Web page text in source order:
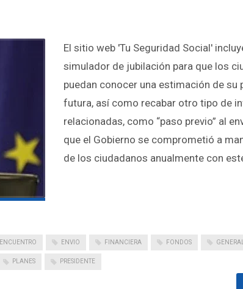
El sitio web 'Tu Seguridad Social'
simulador de jubilación para que los
puedan conocer una estimación de su
futura, así como recabar otro tipo de
relacionadas, como “paso previo” al
que el Gobierno se comprometió a
de los ciudadanos anualmente con
ENCUENTRO ENVIO FINANCIERA FONDOS GENERAL
PLANES PRESIDENTE